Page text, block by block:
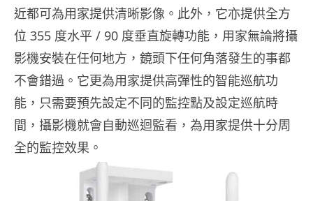
近都可為用家提供清晰影像。此外，它亦提供全方
位 355 度水平 / 90 度垂直旋轉功能，用家無論將攝
影機安裝在任何地方，鏡頭下任何角落發生的事都
不會錯過。它更為用家提供高彈性的智能巡航功
能，只需要預先設定不同的監控點及設定巡航時
間，攝影機就會自動巡迴監看，為用家提供十分周
全的監控效果。